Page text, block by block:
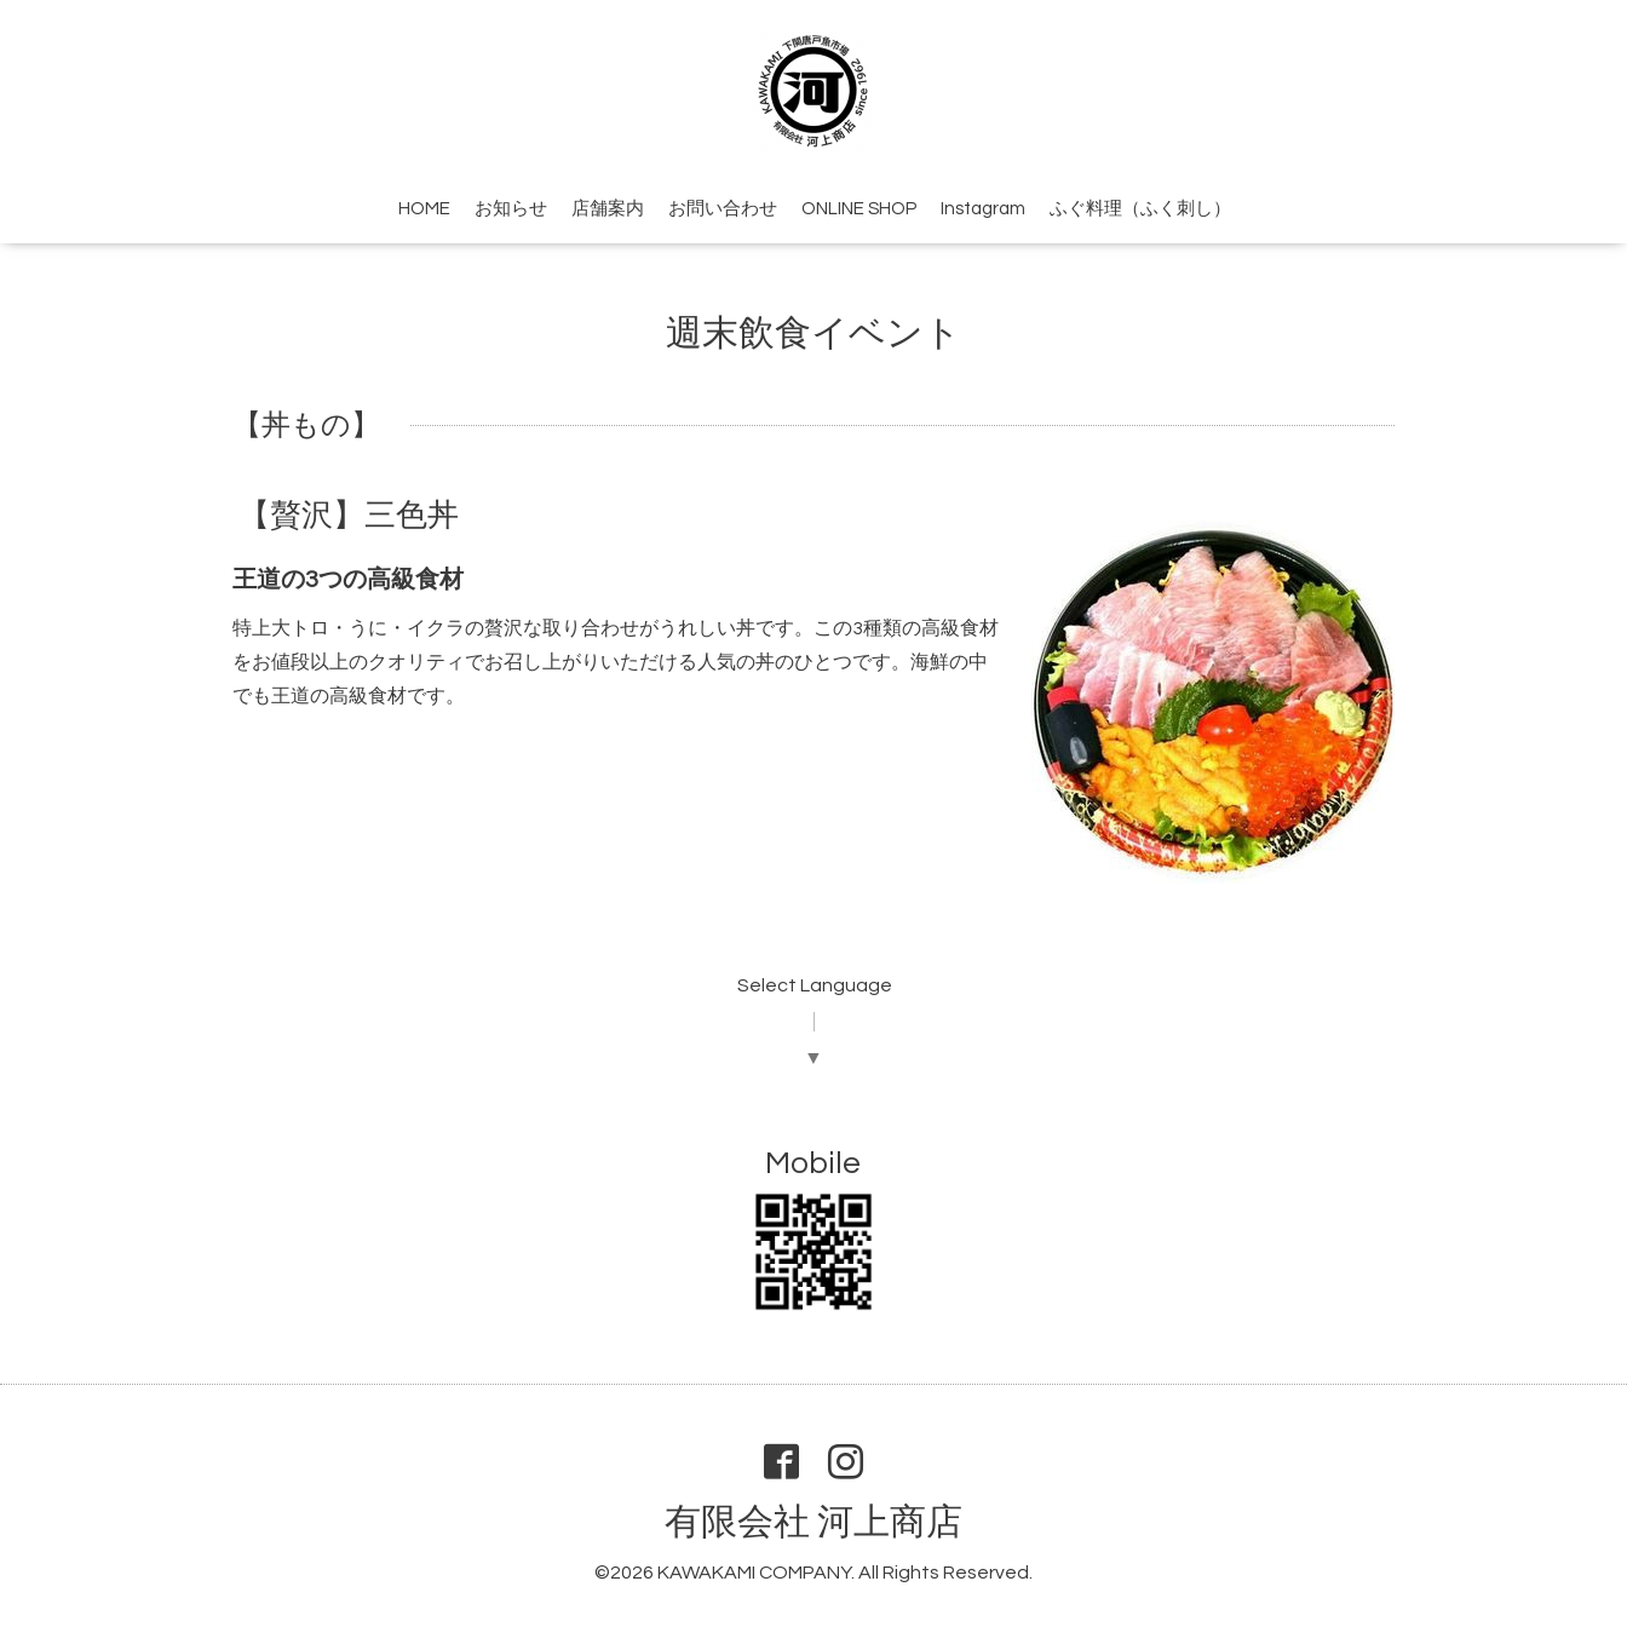
HOME お知らせ 店舗案内 お問い合わせ ONLINE SHOP Instagram ふぐ料理（ふく刺し）
週末飲食イベント
【丼もの】
【贅沢】三色丼
王道の3つの高級食材
特上大トロ・うに・イクラの贅沢な取り合わせがうれしい丼です。この3種類の高級食材
をお値段以上のクオリティでお召し上がりいただける人気の丼のひとつです。海鮮の中
でも王道の高級食材です。
Select Language
▼
Mobile
有限会社 河上商店
©2026 KAWAKAMI COMPANY. All Rights Reserved.